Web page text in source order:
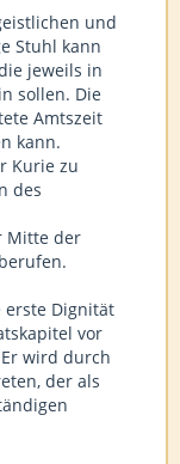
und
Stuhl kann
jeweils in
sollen. Die
Amtszeit
kann.
Kurie zu
des
Mitte der
erste Dignität
vor
wird durch
der als